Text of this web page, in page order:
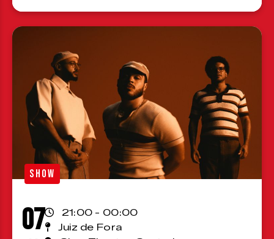
SHOW
07
21:00 - 00:00
Juiz de Fora